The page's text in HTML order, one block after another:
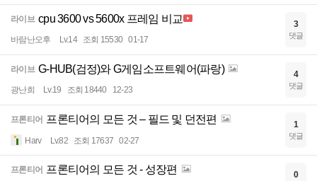
라이브 cpu 3600 vs 5600x 프레임 비교
바람난오후 Lv.14 조회 15530 01-17
3
댓글
라이브 G-HUB(검정)와 G게임소프트웨어(파랑)
광난희 Lv.19 조회 18440 12-23
4
댓글
프론티어 프론티어의 모든 것 – 필드 및 던전편
Harv Lv.82 조회 17637 02-27
1
댓글
프론티어 프론티어의 모든 것 - 성장편 0